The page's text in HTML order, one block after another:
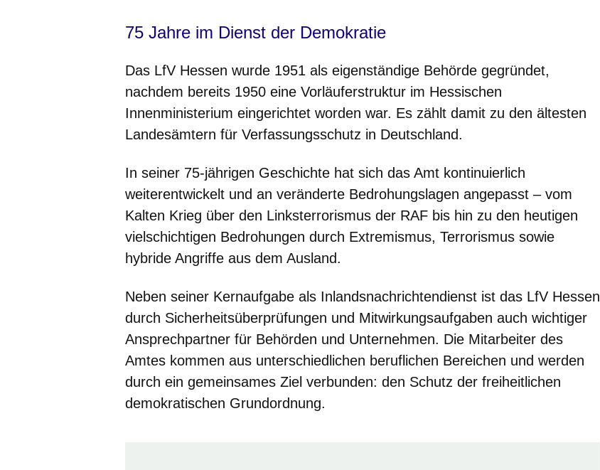
75 Jahre im Dienst der Demokratie
Das LfV Hessen wurde 1951 als eigenständige Behörde gegründet,
nachdem bereits 1950 eine Vorläuferstruktur im Hessischen
Innenministerium eingerichtet worden war. Es zählt damit zu den ältesten
Landesämtern für Verfassungsschutz in Deutschland.
In seiner 75-jährigen Geschichte hat sich das Amt kontinuierlich
weiterentwickelt und an veränderte Bedrohungslagen angepasst – vom
Kalten Krieg über den Linksterrorismus der RAF bis hin zu den heutigen
vielschichtigen Bedrohungen durch Extremismus, Terrorismus sowie
hybride Angriffe aus dem Ausland.
Neben seiner Kernaufgabe als Inlandsnachrichtendienst ist das LfV Hessen
durch Sicherheitsüberprüfungen und Mitwirkungsaufgaben auch wichtiger
Ansprechpartner für Behörden und Unternehmen. Die Mitarbeiter des
Amtes kommen aus unterschiedlichen beruflichen Bereichen und werden
durch ein gemeinsames Ziel verbunden: den Schutz der freiheitlichen
demokratischen Grundordnung.